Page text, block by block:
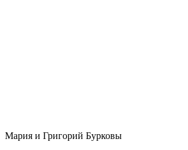
Мария и Григорий Бурковы